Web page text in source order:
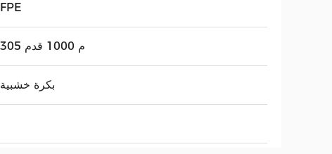
FPE
305 م 1000 قدم
بكرة خشبية